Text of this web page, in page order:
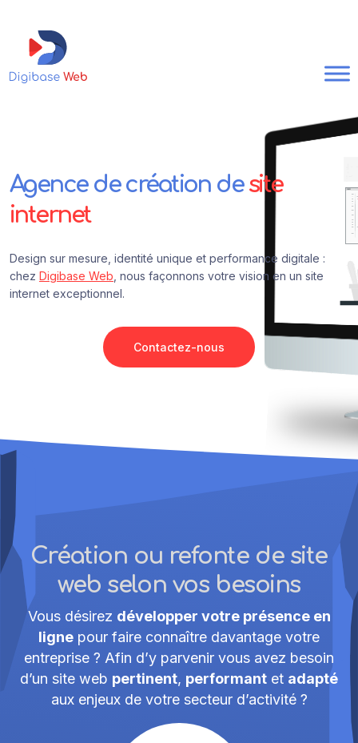
Agence de création desite
internet
Design sur mesure, identité unique et performance digitale :
chez Digibase Web , nous façonnons votre vision en un site
internet exceptionnel.
Contactez-nous
Création ou refonte de site
web selon vos besoins
Vous désirez développer votre présence en
ligne pour faire connaître davantage votre
entreprise ? Afin d’y parvenir vous avez besoin
d’un site web pertinent, performant et adapté
aux enjeux de votre secteur d’activité ?